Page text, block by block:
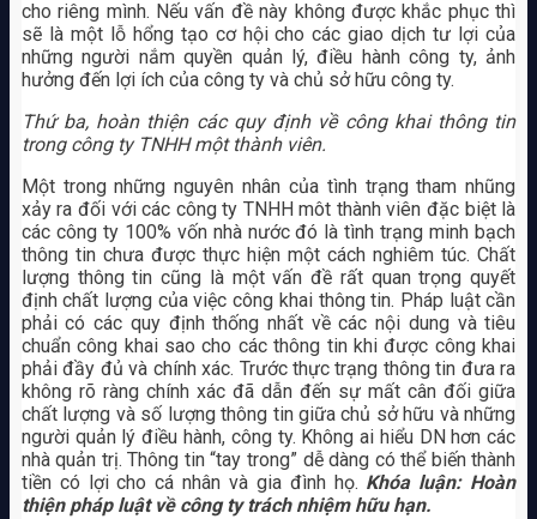
cho riêng mình. Nếu vấn đề này không được khắc phục thì
sẽ là một lỗ hổng tạo cơ hội cho các giao dịch tư lợi của
những người nắm quyền quản lý, điều hành công ty, ảnh
hưởng đến lợi ích của công ty và chủ sở hữu công ty.
Thứ ba, hoàn thiện các quy định về công khai thông tin
trong công ty TNHH một thành viên.
Một trong những nguyên nhân của tình trạng tham nhũng
xảy ra đối với các công ty TNHH môt thành viên đặc biệt là
các công ty 100% vốn nhà nước đó là tình trạng minh bạch
thông tin chưa được thực hiện một cách nghiêm túc. Chất
lượng thông tin cũng là một vấn đề rất quan trọng quyết
định chất lượng của việc công khai thông tin. Pháp luật cần
phải có các quy định thống nhất về các nội dung và tiêu
chuẩn công khai sao cho các thông tin khi được công khai
phải đầy đủ và chính xác. Trước thực trạng thông tin đưa ra
không rõ ràng chính xác đã dẫn đến sự mất cân đối giữa
chất lượng và số lượng thông tin giữa chủ sở hữu và những
người quản lý điều hành, công ty. Không ai hiểu DN hơn các
nhà quản trị. Thông tin “tay trong” dễ dàng có thể biến thành
tiền có lợi cho cá nhân và gia đình họ. Khóa luận: Hoàn
thiện pháp luật về công ty trách nhiệm hữu hạn.